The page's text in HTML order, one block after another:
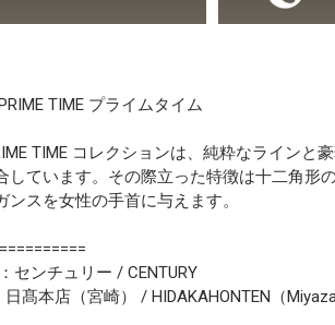
TIME プライムタイム
TIME コレクションは、純粋なラインと
しています。その際立った特徴は十二角形
ンスを女性の手首に与えます。
センチュリー / CENTURY
髙本店（宮崎） / HIDAKAHONTEN（